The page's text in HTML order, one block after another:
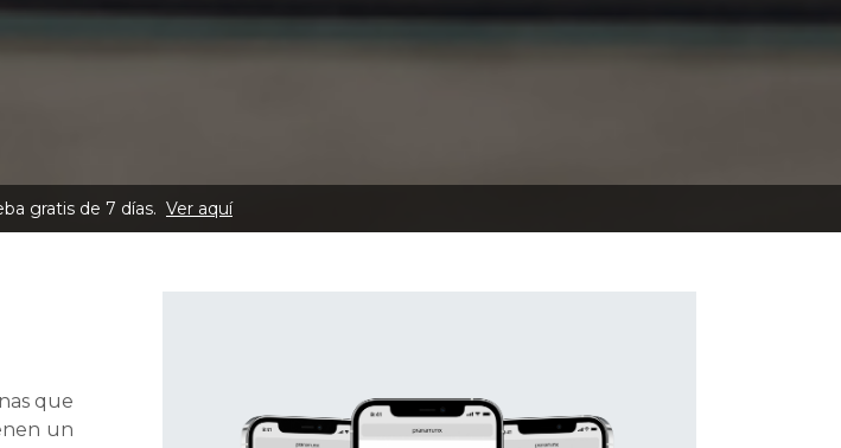
gratis de 7 días. Ver aquí
que
un